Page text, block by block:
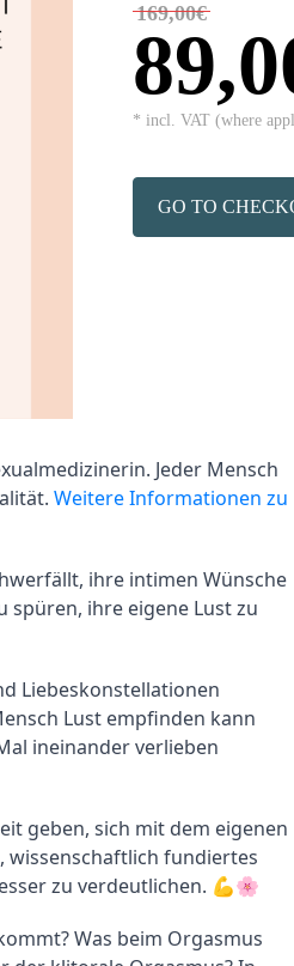
169,00€
* incl. VAT (where
GO TO
Jeder Mensch
Weitere Informationen zu
ihre intimen Wünsche
spüren, ihre eigene Lust zu
Liebeskonstellationen
Lust empfinden kann
ineinander verlieben
geben, sich mit dem eigenen
wissenschaftlich fundiertes
zu verdeutlichen. 💪🌸
Was beim Orgasmus